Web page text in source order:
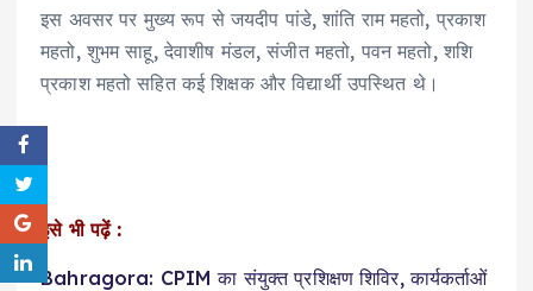
इस अवसर पर मुख्य रूप से जयदीप पांडे, शांति राम महतो, प्रकाश
महतो, शुभम साहू, देवाशीष मंडल, संजीत महतो, पवन महतो, शशि
प्रकाश महतो सहित कई शिक्षक और विद्यार्थी उपस्थित थे।
इसे भी पढ़ें :
Bahragora: CPIM का संयुक्त प्रशिक्षण शिविर, कार्यकर्ताओं